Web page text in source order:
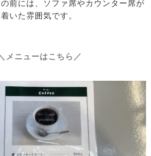
前には、ソファ席やカウンター席が
いた雰囲気です。
メニューはこちら／